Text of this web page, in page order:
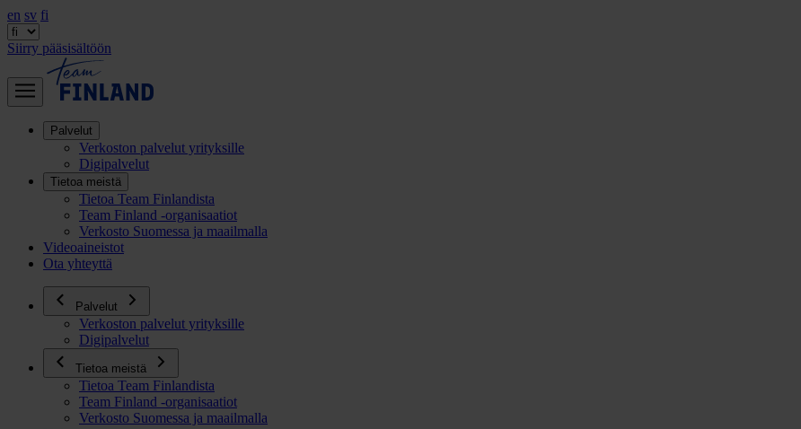
en sv fi
Siirry pääsisältöön
Palvelut
Verkoston palvelut yrityksille
Digipalvelut
Tietoa meistä
Tietoa Team Finlandista
Team Finland -organisaatiot
Verkosto Suomessa ja maailmalla
Videoaineistot
Ota yhteyttä
Palvelut
Verkoston palvelut yrityksille
Digipalvelut
Tietoa meistä
Tietoa Team Finlandista
Team Finland -organisaatiot
Verkosto Suomessa ja maailmalla